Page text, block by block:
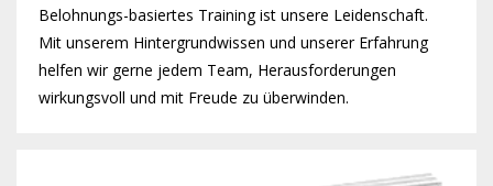
Belohnungs-basiertes Training ist unsere Leidenschaft.
Mit unserem Hintergrundwissen und unserer Erfahrung
helfen wir gerne jedem Team, Herausforderungen
wirkungsvoll und mit Freude zu überwinden.